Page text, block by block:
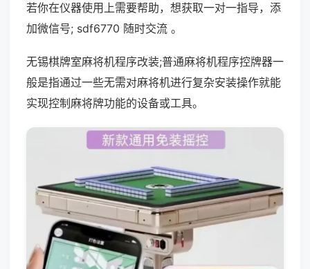
若你在仪器使用上需要帮助，想获取一对一指导，添
加微信号; sdf6770 随时交流 。
无锡棋牌室麻将机程序改装;普通麻将机程序控牌器一
般是指通过一些无需对麻将机进行复杂安装操作就能
实现控制麻将牌功能的设备或工具。